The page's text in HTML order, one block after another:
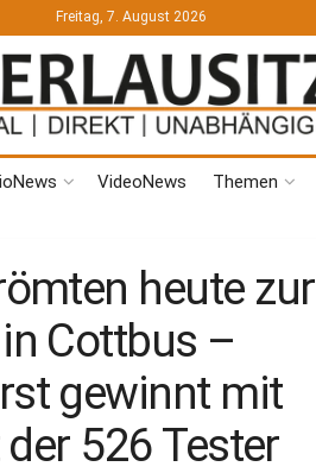
Freitag, 7. August 2026
VideoNews Themen
heute zur
Cottbus –
gewinnt mit
526 Tester